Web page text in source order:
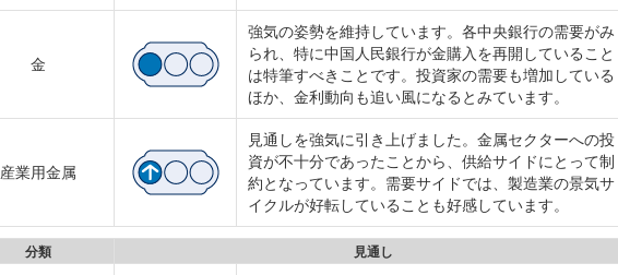
金
強気の姿勢を維持しています。各中央銀行の需要がみ
られ、特に中国人民銀行が金購入を再開していること
は特筆すべきことです。投資家の需要も増加している
ほか、金利動向も追い風になるとみています。
産業用金属
見通しを強気に引き上げました。金属セクターへの投
資が不十分であったことから、供給サイドにとって制
約となっています。需要サイドでは、製造業の景気サ
イクルが好転していることも好感しています。
分類 見通し